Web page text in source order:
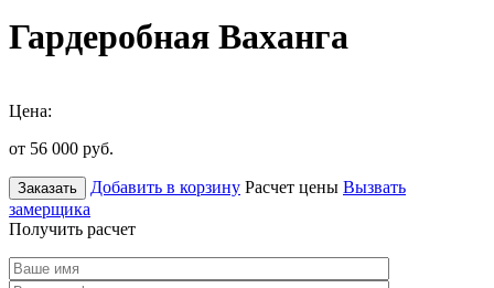
Гардеробная Ваханга
Цена:
от 56 000 руб.
Заказать Добавить в корзину Расчет цены Вызвать
замерщика
Получить расчет